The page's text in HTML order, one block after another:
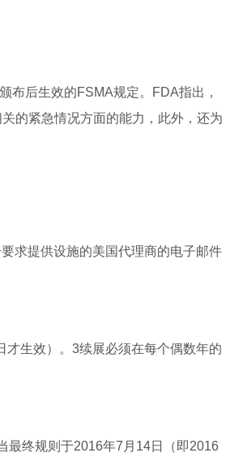
布后生效的FSMA规定。FDA指出，
的紧急情况方面的能力，此外，还为
求提供设施的美国代理商的电子邮件
生效）。3续展必须在每个偶数年的
最终规则于2016年7月14日（即2016